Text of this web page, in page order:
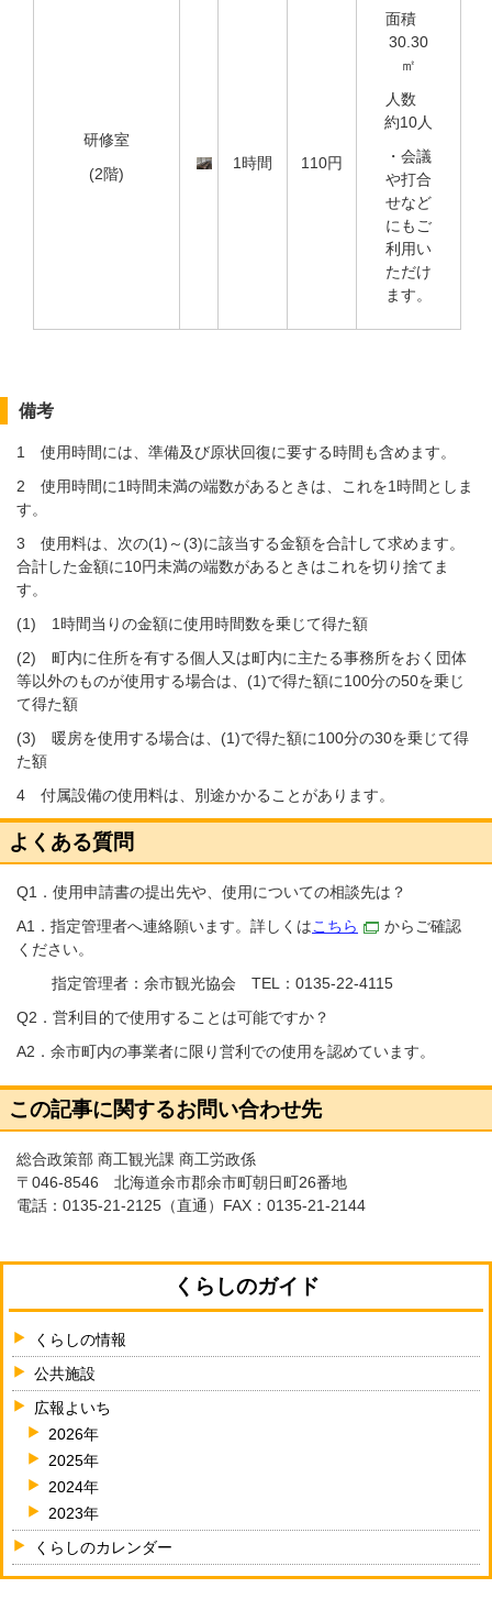
研修室
(2階)
1時間 110円
面積
30.30
㎡
人数
約10人
・会議
や打合
せなど
にもご
利用い
ただけ
ます。
備考
1 使用時間には、準備及び原状回復に要する時間も含めます。
2 使用時間に1時間未満の端数があるときは、これを1時間としま
す。
3 使用料は、次の(1)～(3)に該当する金額を合計して求めます。
合計した金額に10円未満の端数があるときはこれを切り捨てま
す。
(1) 1時間当りの金額に使用時間数を乗じて得た額
(2) 町内に住所を有する個人又は町内に主たる事務所をおく団体
等以外のものが使用する場合は、(1)で得た額に100分の50を乗じ
て得た額
(3) 暖房を使用する場合は、(1)で得た額に100分の30を乗じて得
た額
4 付属設備の使用料は、別途かかることがあります。
よくある質問
Q1．使用申請書の提出先や、使用についての相談先は？
A1．指定管理者へ連絡願います。詳しくはこちら
からご確認
ください。
指定管理者：余市観光協会 TEL：0135-22-4115
Q2．営利目的で使用することは可能ですか？
A2．余市町内の事業者に限り営利での使用を認めています。
この記事に関するお問い合わせ先
総合政策部 商工観光課 商工労政係
〒046-8546 北海道余市郡余市町朝日町26番地
電話： 0135-21-2125 （直通）FAX：0135-21-2144
くらしのガイド
くらしの情報
公共施設
広報よいち
2026年
2025年
2024年
2023年
くらしのカレンダー